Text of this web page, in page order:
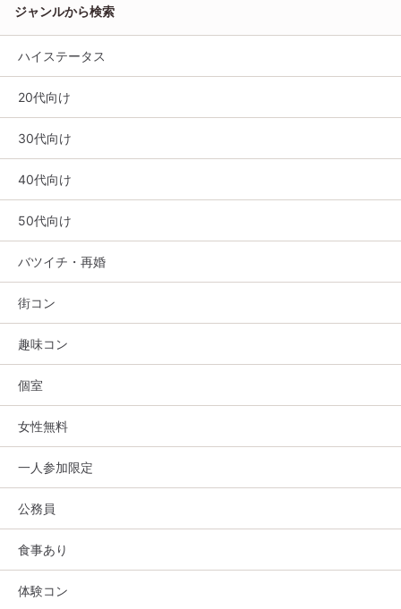
ジャンルから検索
ハイステータス
20代向け
30代向け
40代向け
50代向け
バツイチ・再婚
街コン
趣味コン
個室
女性無料
一人参加限定
公務員
食事あり
体験コン